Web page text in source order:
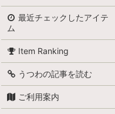
萩焼
備前焼
丹波立杭焼
京焼
最近チェックしたアイテ
ム
Item Ranking
うつわの記事を読む
ご利用案内